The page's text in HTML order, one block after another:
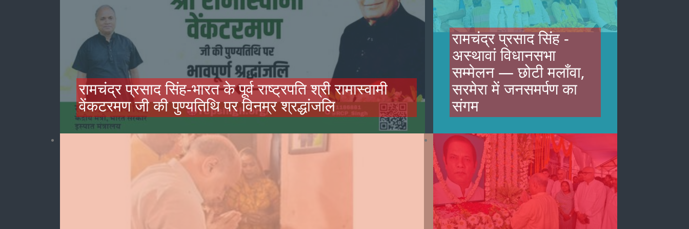
रामचंद्र प्रसाद सिंह-भारत के पूर्व राष्ट्रपति श्री रामास्वामी
वेंकटरमण जी की पुण्यतिथि पर विनम्र श्रद्धांजलि
रामचंद्र प्रसाद सिंह -
अस्थावां विधानसभा
सम्मेलन — छोटी मलाँवा,
सरमेरा में जनसमर्पण का
संगम